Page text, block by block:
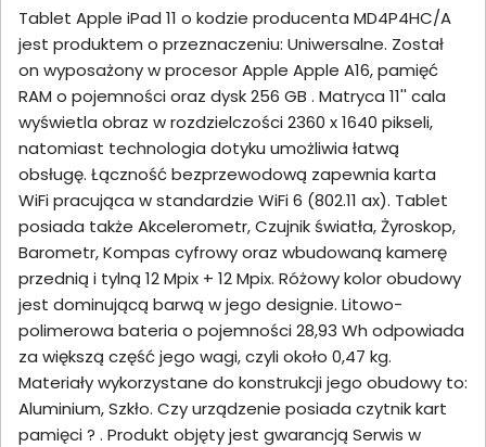
Tablet Apple iPad 11 o kodzie producenta MD4P4HC/A
jest produktem o przeznaczeniu: Uniwersalne. Został
on wyposażony w procesor Apple Apple A16, pamięć
RAM o pojemności oraz dysk 256 GB . Matryca 11'' cala
wyświetla obraz w rozdzielczości 2360 x 1640 pikseli,
natomiast technologia dotyku umożliwia łatwą
obsługę. Łączność bezprzewodową zapewnia karta
WiFi pracująca w standardzie WiFi 6 (802.11 ax). Tablet
posiada także Akcelerometr, Czujnik światła, Żyroskop,
Barometr, Kompas cyfrowy oraz wbudowaną kamerę
przednią i tylną 12 Mpix + 12 Mpix. Różowy kolor obudowy
jest dominującą barwą w jego designie. Litowo-
polimerowa bateria o pojemności 28,93 Wh odpowiada
za większą część jego wagi, czyli około 0,47 kg.
Materiały wykorzystane do konstrukcji jego obudowy to:
Aluminium, Szkło. Czy urządzenie posiada czytnik kart
pamięci ? . Produkt objęty jest gwarancją Serwis w